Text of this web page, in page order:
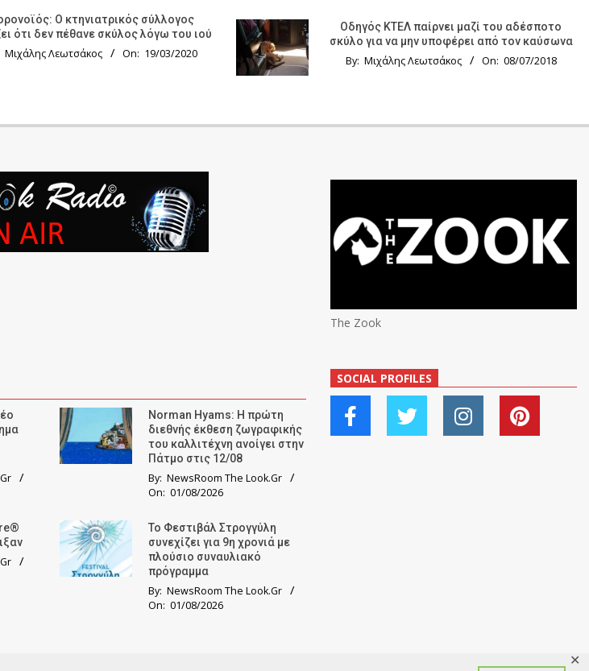
✕
Ο κτηνιατρικός σύλλογος
ότι δεν πέθανε σκύλος λόγω του ιού
Μιχάλης Λεωτσάκος On: 19/03/2020
Οδηγός KTΕΛ παίρνει μαζί του αδέσποτο
σκύλο για να μην υποφέρει από τον καύσωνα
By: Μιχάλης Λεωτσάκος On: 08/07/2018
Norman Hyams: Η πρώτη
διεθνής έκθεση ζωγραφικής
του καλλιτέχνη ανοίγει στην
Πάτμο στις 12/08
By: NewsRoom The Look.Gr
On: 01/08/2026
Το Φεστιβάλ Στρογγύλη
συνεχίζει για 9η χρονιά με
πλούσιο συναυλιακό
πρόγραμμα
By: NewsRoom The Look.Gr
On: 01/08/2026
The Zook
SOCIAL PROFILES